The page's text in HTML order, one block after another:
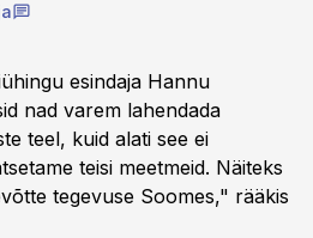
esindaja Hannu
nad varem lahendada
teel, kuid alati see ei
teisi meetmeid. Näiteks
tegevuse Soomes," rääkis